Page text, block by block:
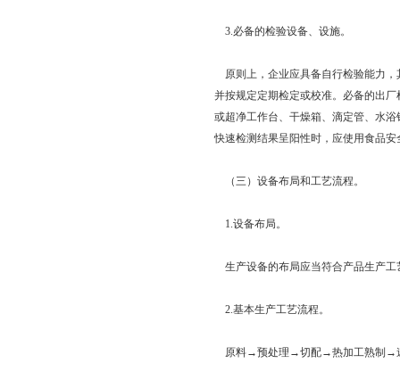
3.必备的检验设备、设施。
原则上，企业应具备自行检验能力，
并按规定定期检定或校准。必备的出
或超净工作台、干燥箱、滴定管、水
快速检测结果呈阳性时，应使用食品
（三）设备布局和工艺流程。
1.设备布局。
生产设备的布局应当符合产品生产工
2.基本生产工艺流程。
原料→预处理→切配→热加工熟制→